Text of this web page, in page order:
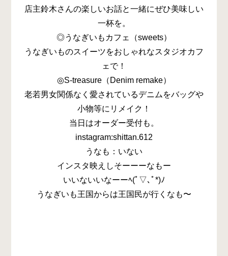
店主鈴木さんの楽しいお話と一緒にぜひ美味しい
一杯を。
◎うなぎいもカフェ（sweets）
うなぎいものスイーツをおしゃれなスタジオカフ
ェで！
◎S-treasure（Denim remake）
老若男女関係なく愛されているデニムをバッグや
小物等にリメイク！
当日はオーダー受付も。
instagram:shittan.612
うなも：いない
インスタ映えしそーーーなもー
いいないいなーーﾍ(ﾟ▽､ﾟ*)ﾉ
うなぎいも王国からは王国民が行くなも〜